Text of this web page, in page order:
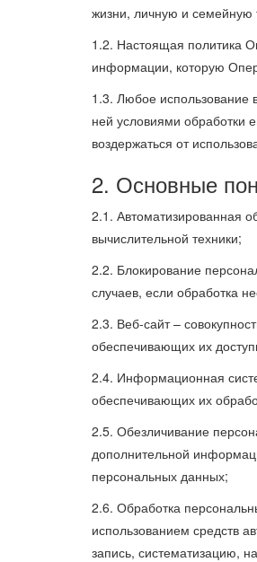
жизни, личную и семейную
1.2. Настоящая политика
информации, которую
1.3. Любое использование
ней условиями обработки
воздержаться от
2. Основные
2.1. Автоматизированная
вычислительной техники;
2.2. Блокирование
случаев, если обработка
2.3. Веб-сайт –
обеспечивающих их
2.4. Информационная
обеспечивающих их
2.5. Обезличивание
дополнительной
персональных данных;
2.6. Обработка
использованием средств
запись, систематизацию,